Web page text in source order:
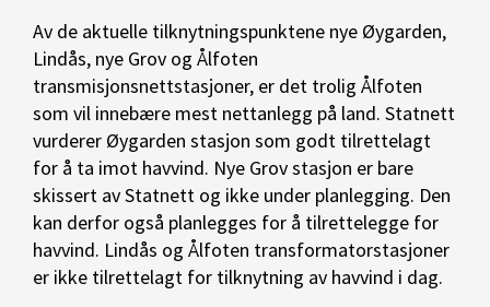
Av de aktuelle tilknytningspunktene nye Øygarden,
Lindås, nye Grov og Ålfoten
transmisjonsnettstasjoner, er det trolig Ålfoten
som vil innebære mest nettanlegg på land. Statnett
vurderer Øygarden stasjon som godt tilrettelagt
for å ta imot havvind. Nye Grov stasjon er bare
skissert av Statnett og ikke under planlegging. Den
kan derfor også planlegges for å tilrettelegge for
havvind. Lindås og Ålfoten transformatorstasjoner
er ikke tilrettelagt for tilknytning av havvind i dag.